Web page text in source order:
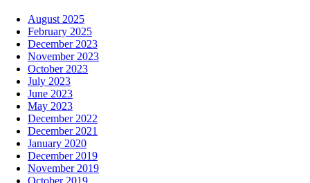
August 2025
February 2025
December 2023
November 2023
October 2023
July 2023
June 2023
May 2023
December 2022
December 2021
January 2020
December 2019
November 2019